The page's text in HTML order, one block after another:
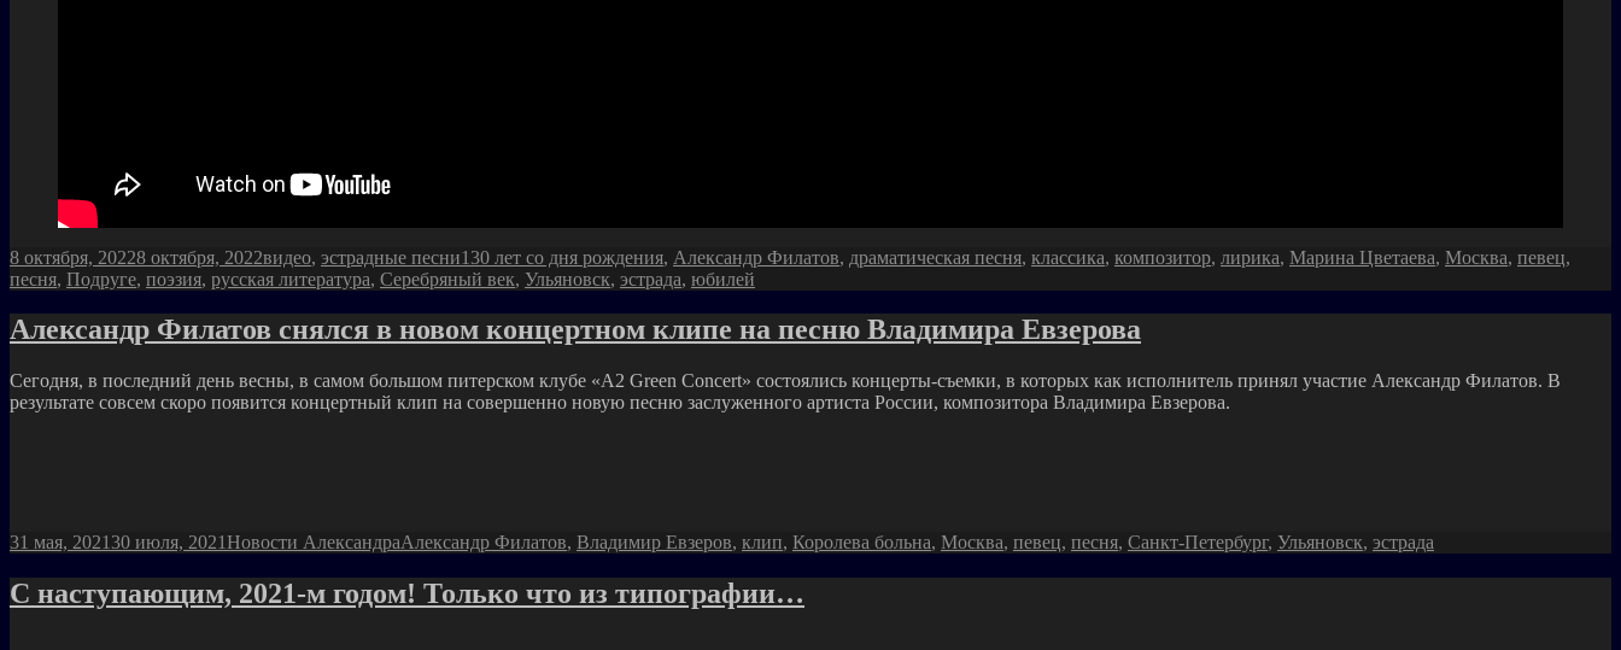
Опубликовано
8 октября, 20228 октября, 2022Рубрики
видео, эстрадные песниМетки
130 лет со дня рождения, Александр Филатов, драматическая песня, классика, композитор, лирика, Марина Цветаева, Москва, певец,
песня, Подруге, поэзия, русская литература, Серебряный век, Ульяновск, эстрада, юбилей
Александр Филатов снялся в новом концертном клипе на песню Владимира Евзерова
Сегодня, в последний день весны, в самом большом питерском клубе «A2 Green Concert» состоялись концерты-съемки, в которых как исполнитель принял участие Александр Филатов. В
результате совсем скоро появится концертный клип на совершенно новую песню заслуженного артиста России, композитора Владимира Евзерова.
Опубликовано
31 мая, 2021 30 июля, 2021Рубрики
Новости АлександраМетки
Александр Филатов, Владимир Евзеров, клип, Королева больна, Москва, певец, песня, Санкт-Петербург, Ульяновск, эстрада
С наступающим, 2021-м годом! Только что из типографии…